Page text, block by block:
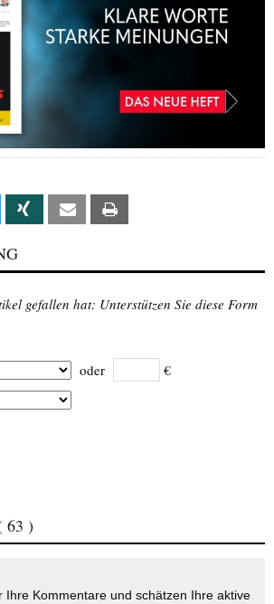
Linkedin Xing Email
gefallen hat: Unterstützen Sie diese Form
oder
€
63 )
Ihre Kommentare und schätzen Ihre aktive